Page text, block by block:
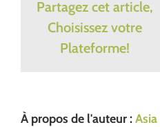
Partagez cet article,
Choisissez votre
Plateforme!
À propos de l'auteur :Asia